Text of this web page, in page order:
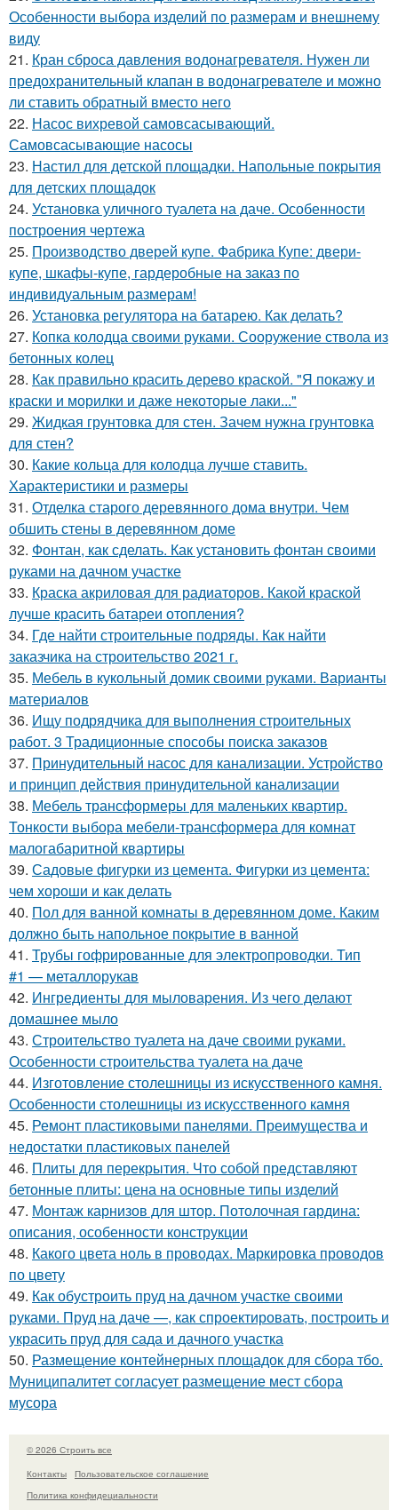
Особенности выбора изделий по размерам и внешнему
виду
21. Кран сброса давления водонагревателя. Нужен ли
предохранительный клапан в водонагревателе и можно
ли ставить обратный вместо него
22. Насос вихревой самовсасывающий.
Самовсасывающие насосы
23. Настил для детской площадки. Напольные покрытия
для детских площадок
24. Установка уличного туалета на даче. Особенности
построения чертежа
25. Производство дверей купе. Фабрика Купе: двери-
купе, шкафы-купе, гардеробные на заказ по
индивидуальным размерам!
26. Установка регулятора на батарею. Как делать?
27. Копка колодца своими руками. Сооружение ствола из
бетонных колец
28. Как правильно красить дерево краской. "Я покажу и
краски и морилки и даже некоторые лаки..."
29. Жидкая грунтовка для стен. Зачем нужна грунтовка
для стен?
30. Какие кольца для колодца лучше ставить.
Характеристики и размеры
31. Отделка старого деревянного дома внутри. Чем
обшить стены в деревянном доме
32. Фонтан, как сделать. Как установить фонтан своими
руками на дачном участке
33. Краска акриловая для радиаторов. Какой краской
лучше красить батареи отопления?
34. Где найти строительные подряды. Как найти
заказчика на строительство 2021 г.
35. Мебель в кукольный домик своими руками. Варианты
материалов
36. Ищу подрядчика для выполнения строительных
работ. 3 Традиционные способы поиска заказов
37. Принудительный насос для канализации. Устройство
и принцип действия принудительной канализации
38. Мебель трансформеры для маленьких квартир.
Тонкости выбора мебели-трансформера для комнат
малогабаритной квартиры
39. Садовые фигурки из цемента. Фигурки из цемента:
чем хороши и как делать
40. Пол для ванной комнаты в деревянном доме. Каким
должно быть напольное покрытие в ванной
41. Трубы гофрированные для электропроводки. Тип
#1 — металлорукав
42. Ингредиенты для мыловарения. Из чего делают
домашнее мыло
43. Строительство туалета на даче своими руками.
Особенности строительства туалета на даче
44. Изготовление столешницы из искусственного камня.
Особенности столешницы из искусственного камня
45. Ремонт пластиковыми панелями. Преимущества и
недостатки пластиковых панелей
46. Плиты для перекрытия. Что собой представляют
бетонные плиты: цена на основные типы изделий
47. Монтаж карнизов для штор. Потолочная гардина:
описания, особенности конструкции
48. Какого цвета ноль в проводах. Маркировка проводов
по цвету
49. Как обустроить пруд на дачном участке своими
руками. Пруд на даче —, как спроектировать, построить и
украсить пруд для сада и дачного участка
50. Размещение контейнерных площадок для сбора тбо.
Муниципалитет согласует размещение мест сбора
мусора
© 2026 Строить все
Контакты
Пользовательское соглашение
Политика конфидециальности